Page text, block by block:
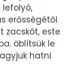
lefolyó,
erősségétől
zacskót, este
öblítsük le
hatni